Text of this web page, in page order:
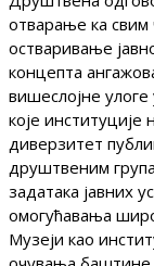
отварање ка
остваривање
концепта
вишеслојне
које институције
диверзитет
друштвеним
задатака јавних
омогућавања
Музеји као